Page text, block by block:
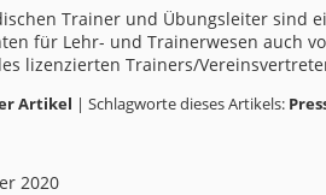
Trainer und Übungsleiter sind
für Lehr- und Trainerwesen auch
lizenzierten Trainers/
Artikel | Schlagworte dieses Artikels:
2020